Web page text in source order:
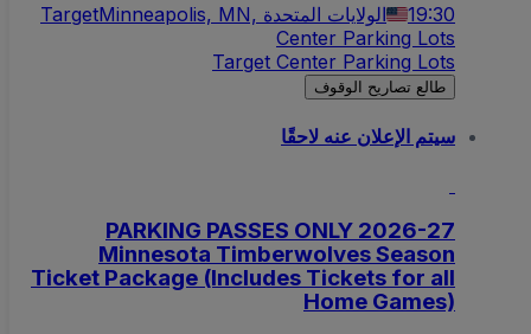
19:30 Minneapolis, MN, الولايات المتحدة
Target
Center Parking Lots
Target Center Parking Lots
طالع تصاريح الوقوف
سيتم الإعلان عنه لاحقًا
PARKING PASSES ONLY 2026-27
Minnesota Timberwolves Season
Ticket Package (Includes Tickets for all
Home Games)